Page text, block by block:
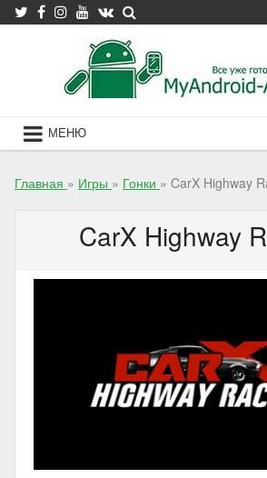
Skip
to
МЕНЮ
Главная » Игры » Гонки » CarX Highway
CarX Highway